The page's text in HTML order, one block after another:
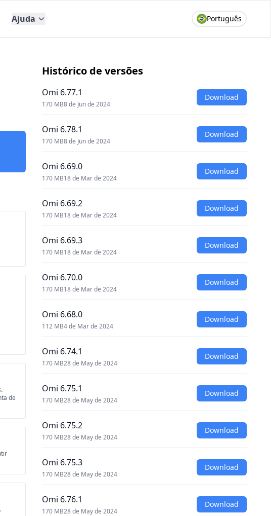
Ajuda Português
de
Histórico de versões
Omi 6.77.1
170 MB8 de Jun de 2024
Download
Omi 6.78.1
170 MB8 de Jun de 2024
Download
Omi 6.69.0
170 MB18 de Mar de 2024
Download
Omi 6.69.2
170 MB18 de Mar de 2024
Download
Omi 6.69.3
170 MB18 de Mar de 2024
Download
Omi 6.70.0
170 MB18 de Mar de 2024
Download
Omi 6.68.0
112 MB4 de Mar de 2024
Download
Omi 6.74.1
170 MB28 de May de 2024
Download
Omi 6.75.1
170 MB28 de May de 2024
Download
Omi 6.75.2
170 MB28 de May de 2024
Download
Omi 6.75.3
170 MB28 de May de 2024
Download
Omi 6.76.1
170 MB28 de May de 2024
Download